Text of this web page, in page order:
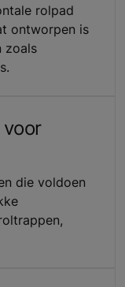
rolpad
ontworpen is
zoals
voor
die voldoen